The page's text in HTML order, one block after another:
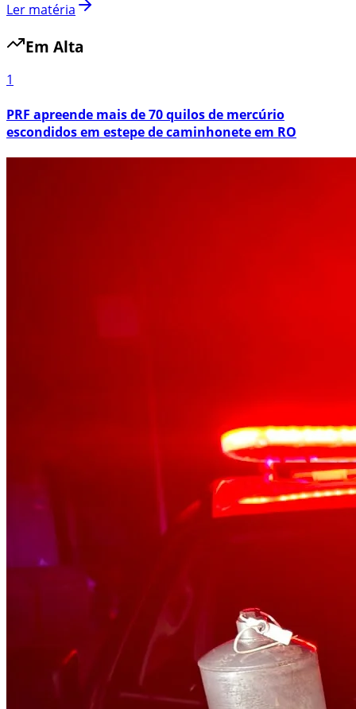
Ler matéria
Em Alta
1
PRF apreende mais de 70 quilos de mercúrio
escondidos em estepe de caminhonete em RO